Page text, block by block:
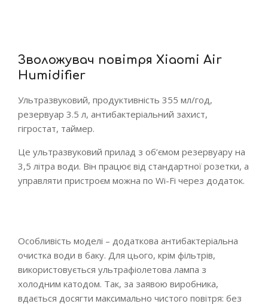
Зволожувач повітря Xiaomi Air
Humidifier
Ультразвуковий, продуктивність 355 мл/год,
резервуар 3.5 л, антибактеріальний захист,
гігростат, таймер.
Це ультразвуковий прилад з об’ємом резервуару на
3,5 літра води. Він працює від стандартної розетки, а
управляти пристроєм можна по Wi-Fi через додаток.
Особливість моделі – додаткова антибактеріальна
очистка води в баку. Для цього, крім фільтрів,
використовується ультрафіолетова лампа з
холодним катодом. Так, за заявою виробника,
вдається досягти максимально чистого повітря: без